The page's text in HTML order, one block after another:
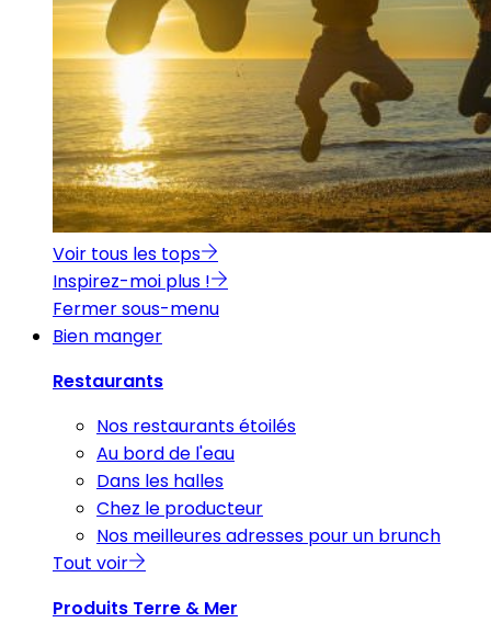
Voir tous les tops
Inspirez-moi plus !
Fermer sous-menu
Bien manger
Restaurants
Nos restaurants étoilés
Au bord de l'eau
Dans les halles
Chez le producteur
Nos meilleures adresses pour un brunch
Tout voir
Produits Terre & Mer